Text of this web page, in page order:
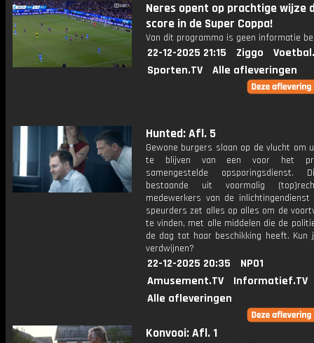
Neres opent op prachtige wijze
score in de Super Coppa!
Van dit programma is geen informatie
22-12-2025 21:15 Ziggo
Sporten.TV
Alle afleveringen
Hunted: Afl. 5
Gewone burgers slaan op de vlucht om
te blijven van een voor het
samengestelde opsporingsdienst.
bestaande uit voormalig
medewerkers van de inlichtingendienst
speurders zet alles op alles om de
te vinden, met alle middelen die de
de dag tot haar beschikking heeft. Kun
verdwijnen?
22-12-2025 20:35
NPO1
Amusement.TV
Informatief.TV
Alle afleveringen
Konvooi: Afl. 1